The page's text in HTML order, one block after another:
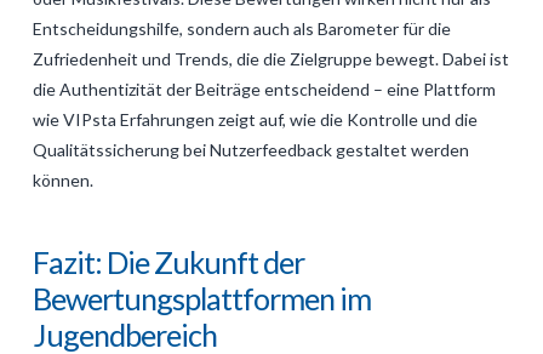
Entscheidungshilfe, sondern auch als Barometer für die
Zufriedenheit und Trends, die die Zielgruppe bewegt. Dabei ist
die Authentizität der Beiträge entscheidend – eine Plattform
wie VIPsta Erfahrungen zeigt auf, wie die Kontrolle und die
Qualitätssicherung bei Nutzerfeedback gestaltet werden
können.
Fazit: Die Zukunft der
Bewertungsplattformen im
Jugendbereich